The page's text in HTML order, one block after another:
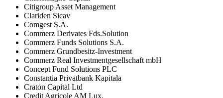
Citigroup Asset Management
Clariden Sicav
Comgest S.A.
Commerz Derivates Fds.Solution
Commerz Funds Solutions S.A.
Commerz Grundbesitz-Investment
Commerz Real Investmentgesellschaft mbH
Concept Fund Solutions PLC
Constantia Privatbank Kapitala
Craton Capital Ltd
Credit Agricole AM Lux.